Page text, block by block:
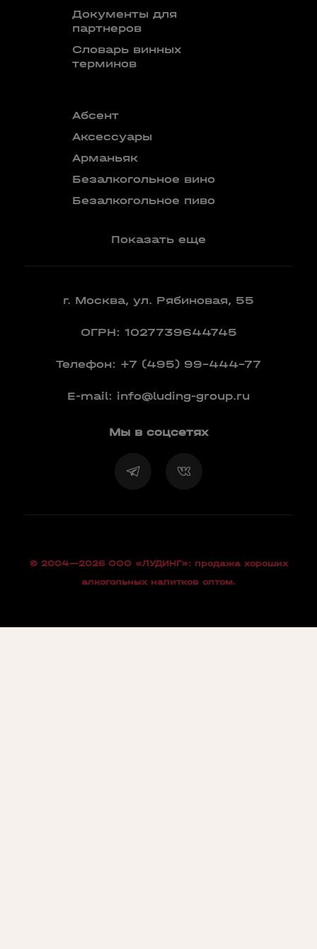
Документы для
партнеров
Словарь винных
терминов
Абсент
Аксессуары
Арманьяк
Безалкогольное вино
Безалкогольное пиво
Показать еще
г. Москва, ул. Рябиновая, 55
ОГРН: 1027739644745
Телефон: +7 (495) 99-444-77
E-mail: info@luding-group.ru
Мы в соцсетях
© 2004—2026 OOO «ЛУДИНГ»: продажа хороших
алкогольных напитков оптом.